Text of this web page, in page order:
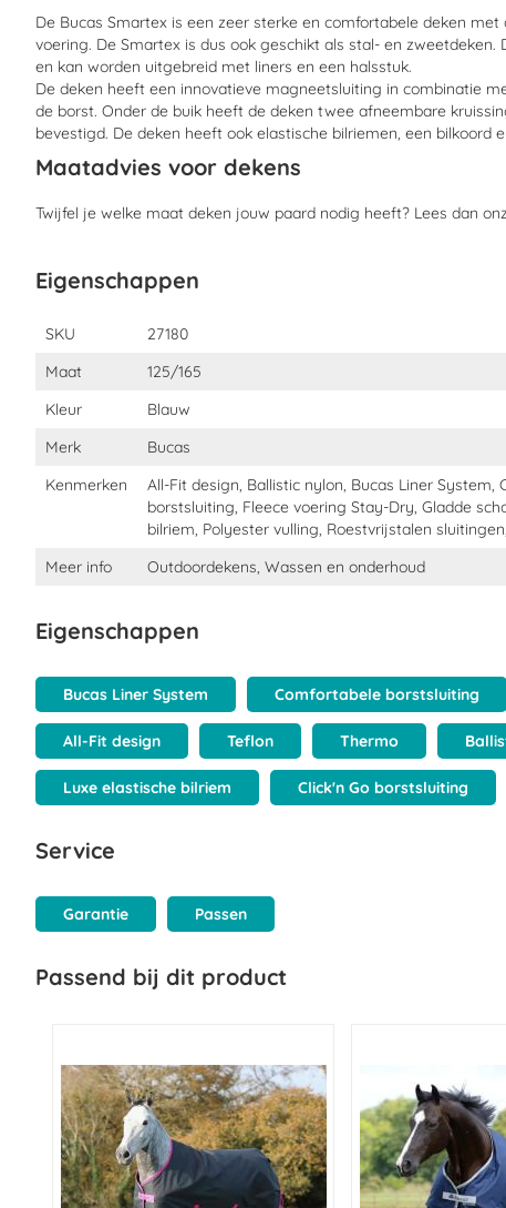
De Bucas Smartex is een zeer sterke en comfortabele deken
voering. De Smartex is dus ook geschikt als stal- en zweetdeken.
en kan worden uitgebreid met liners en een halsstuk.
De deken heeft een innovatieve magneetsluiting in combinatie
de borst. Onder de buik heeft de deken twee afneembare
bevestigd. De deken heeft ook elastische bilriemen, een bilkoord
Maatadvies voor dekens
Twijfel je welke maat deken jouw paard nodig heeft? Lees dan
Eigenschappen
Eigenschappen
SKU
27180
Maat
125/165
Kleur
Blauw
Merk
Bucas
Kenmerken
All-Fit design, Ballistic nylon, Bucas Liner System,
borstsluiting, Fleece voering Stay-Dry, Gladde
bilriem, Polyester vulling, Roestvrijstalen
Meer info
Outdoordekens, Wassen en onderhoud
Eigenschappen
Bucas Liner System Comfortabele borstsluiting
All-Fit design Teflon Thermo
Luxe elastische bilriem Click'n Go borstsluiting
Service
Garantie Passen
Passend bij dit product